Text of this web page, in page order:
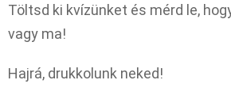
Töltsd ki kvízünket és mérd le,
vagy ma!
Hajrá, drukkolunk neked!